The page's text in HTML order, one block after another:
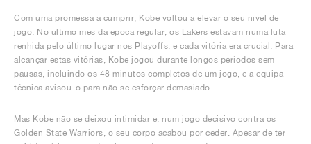
Com uma promessa a cumprir, Kobe voltou a elevar o seu nível de
jogo. No último mês da época regular, os Lakers estavam numa luta
renhida pelo último lugar nos Playoffs, e cada vitória era crucial. Para
alcançar estas vitórias, Kobe jogou durante longos períodos sem
pausas, incluindo os 48 minutos completos de um jogo, e a equipa
técnica avisou-o para não se esforçar demasiado.
Mas Kobe não se deixou intimidar e, num jogo decisivo contra os
Golden State Warriors, o seu corpo acabou por ceder. Apesar de ter